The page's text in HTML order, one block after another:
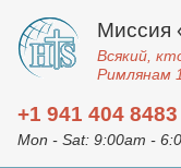
Миссия
Всякий,
Римлянам
+1 941 404 8483
Mon - Sat: 9:00am -